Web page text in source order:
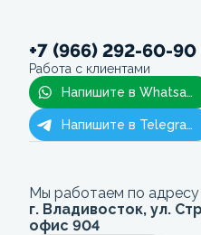
+7 (966) 292-60-90
Работа с клиентами
Напишите в Whatsapp
Напишите в Telegram
Мы работаем по адресу
г. Владивосток, ул.
офис 904